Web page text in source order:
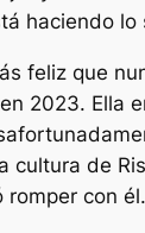
haciendo lo
feliz que
2023. Ella
cultura de
romper con él.